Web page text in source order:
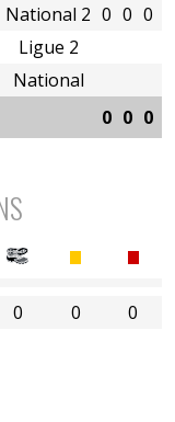
National 2 0 0 0
Ligue 2
National
0 0 0
0 0 0